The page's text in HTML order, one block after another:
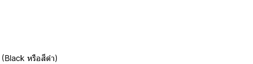
หรือสีดำ)